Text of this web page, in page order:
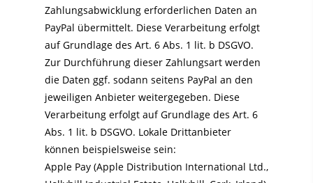
Zahlungsabwicklung erforderlichen Daten an
PayPal übermittelt. Diese Verarbeitung erfolgt
auf Grundlage des Art. 6 Abs. 1 lit. b DSGVO.
Zur Durchführung dieser Zahlungsart werden
die Daten ggf. sodann seitens PayPal an den
jeweiligen Anbieter weitergegeben. Diese
Verarbeitung erfolgt auf Grundlage des Art. 6
Abs. 1 lit. b DSGVO. Lokale Drittanbieter
können beispielsweise sein:
Apple Pay (Apple Distribution International Ltd.,